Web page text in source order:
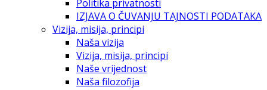
Politika privatnosti
IZJAVA O ČUVANJU TAJNOSTI PODATAKA
Vizija, misija, principi
Naša vizija
Vizija, misija, principi
Naše vrijednost
Naša filozofija